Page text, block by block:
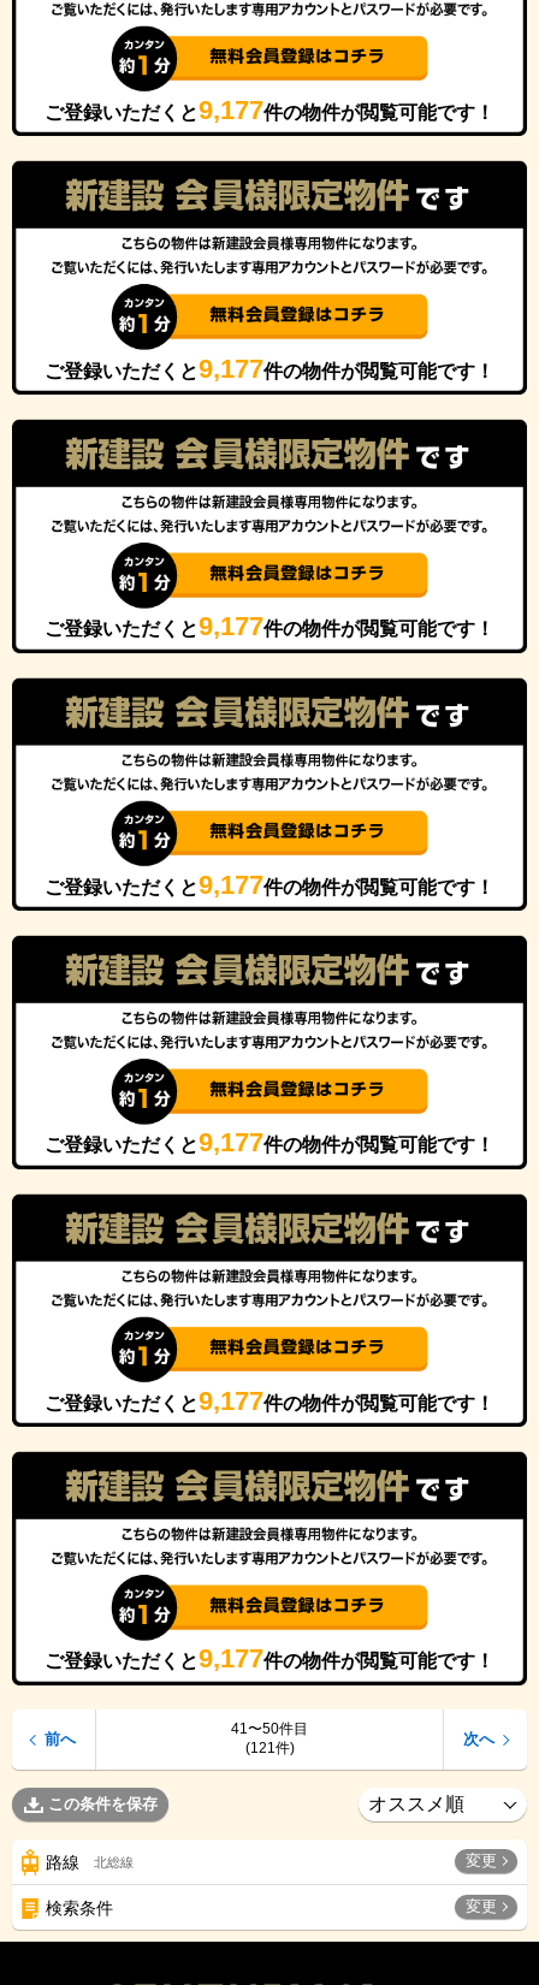
ご登録いただくと9,177件の物件が閲覧可能です！
ご登録いただくと9,177件の物件が閲覧可能です！
ご登録いただくと9,177件の物件が閲覧可能です！
ご登録いただくと9,177件の物件が閲覧可能です！
ご登録いただくと9,177件の物件が閲覧可能です！
ご登録いただくと9,177件の物件が閲覧可能です！
ご登録いただくと9,177件の物件が閲覧可能です！
41〜50件目
(121件)
前へ 次へ
この条件を保存
路線 北総線 変更
検索条件 変更